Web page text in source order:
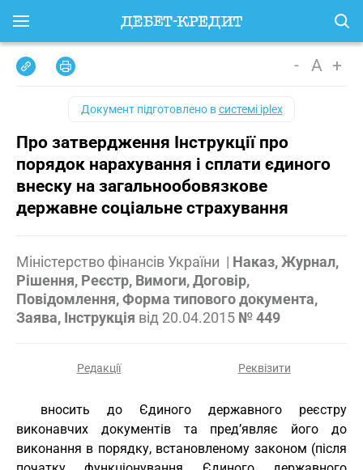
- A +
Документ підготовлено всистемі iplex
Про затвердження Інструкції про
порядок нарахування і сплати єдиного
внеску на загальнообовязкове
державне соціальне страхування
Міністерство фінансів України | Наказ, Журнал,
Рішення, Реєстр, Вимоги, Договір,
Повідомлення, Форма типового документа,
Заява, Інструкція від 20.04.2015 № 449
Редакції Реквізити
вносить до Єдиного державного реєстру
виконавчих документів та пред’являє його до
виконання в порядку, встановленому законом (після